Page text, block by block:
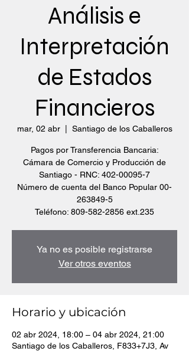
Análisis e
Interpretación
de Estados
Financieros
mar, 02 abr
  |
Santiago de los Caballeros
Pagos por Transferencia Bancaria:
Cámara de Comercio y Producción de
Santiago - RNC: 402-00095-7
Número de cuenta del Banco Popular 00-
263849-5
Teléfono: 809-582-2856 ext.235
Ya no es posible registrarse
Ver otros eventos
Horario y ubicación
02 abr 2024, 18:00 – 04 abr 2024, 21:00
Santiago de los Caballeros, F833+7J3, Av